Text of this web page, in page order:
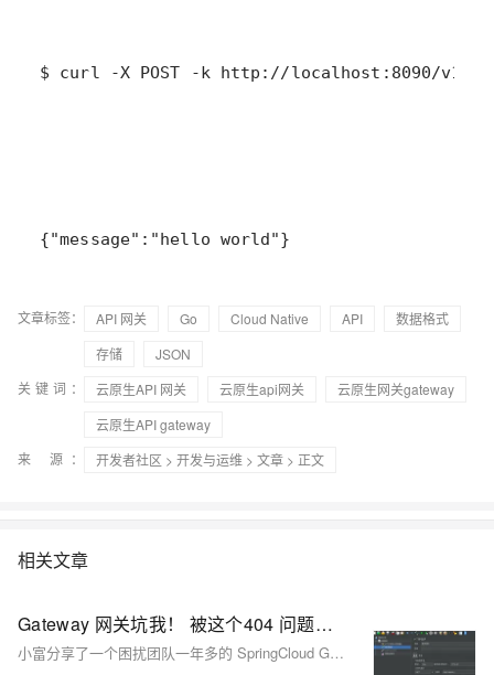
$ curl -X POST -k http://localhost:8090/v1/
{"message":"hello world"}
文章标签： API 网关 Go Cloud Native API
数据格式
存储
JSON
关键词：
云原生API 网关 云原生api网关
云原生网关gateway
云原生API gateway
来 源：
开发者社区 > 开发与运维 > 文章 > 正文
相关文章
Gateway 网关坑我！ 被这个404 问题折腾了一年？
小富分享了一个困扰团队一年多的 SpringCloud Gateway 路由 404 问题。通过日志追踪和源码分析，发现是网关在 Nacos 配置更新后未能正确清理旧的路由权重缓存，导致负载均衡时仍使用已删除的路由数据。最终通过监听路由刷新事件并手动更新缓存，成功解决了问题。